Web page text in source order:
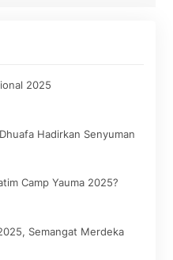
2025
Hadirkan Senyuman
Camp Yauma 2025?
Semangat Merdeka